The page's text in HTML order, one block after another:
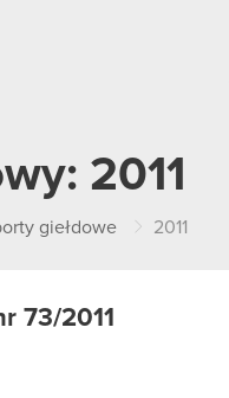
2011
giełdowe 2011
73/2011